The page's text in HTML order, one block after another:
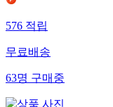
576 적립
무료배송
63명 구매중